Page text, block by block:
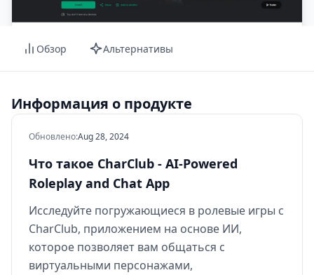
Обзор Альтернативы
Информация о продукте
Обновлено:Aug 28, 2024
Что такое CharClub - AI-Powered
Roleplay and Chat App
Исследуйте погружающиеся в ролевые игры с
CharClub, приложением на основе ИИ,
которое позволяет вам общаться с
виртуальными персонажами,